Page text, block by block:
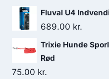
Fluval U4
689.00 kr.
Trixie Hunde
Rød
75.00 kr.